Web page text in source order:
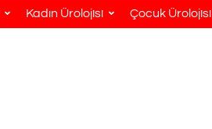
Kadın Ürolojisi Çocuk Ürolojisi